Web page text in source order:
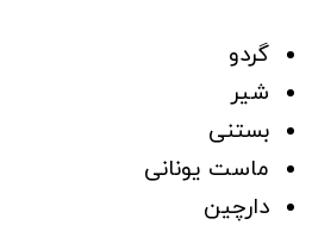
گردو
شیر
بستنی
ماست یونانی
دارچین